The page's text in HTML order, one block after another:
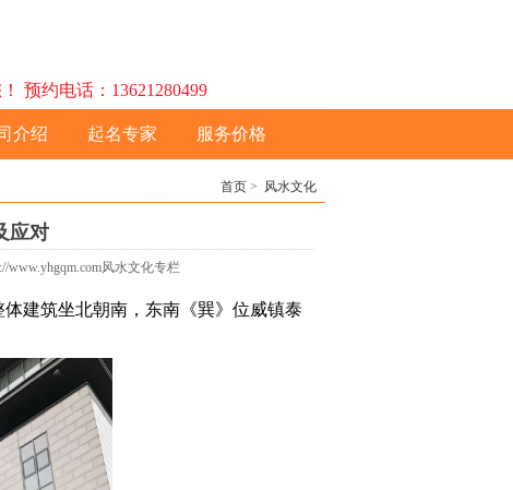
预约电话：13621280499
介绍 起名专家 服务价格
首页 > 风水文化
应对
风水文化专栏
建筑坐北朝南，东南《巽》位威镇泰